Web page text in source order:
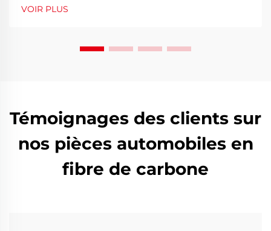
précision. Demandez un devis dès aujourd'hui.
VOIR PLUS
Témoignages des clients sur
nos pièces automobiles en
fibre de carbone